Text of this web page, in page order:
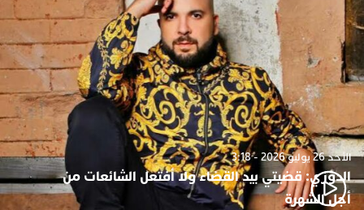
الأحد 26 يوليو 2026 - 3:18
الدوزي: قضيتي بيد القضاء ولا أفتعل الشائعات من
أجل الشهرة